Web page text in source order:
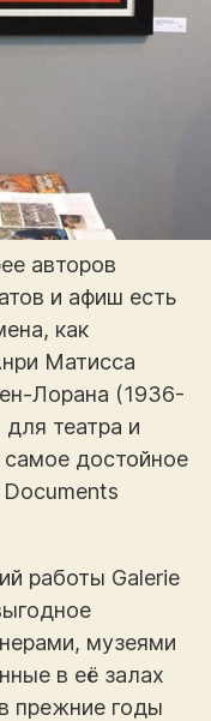
авторов
и афиш есть
как
Матисса
Лорана (1936-
театра и
достойное
работы Galerie
музеями
в её залах
прежние годы